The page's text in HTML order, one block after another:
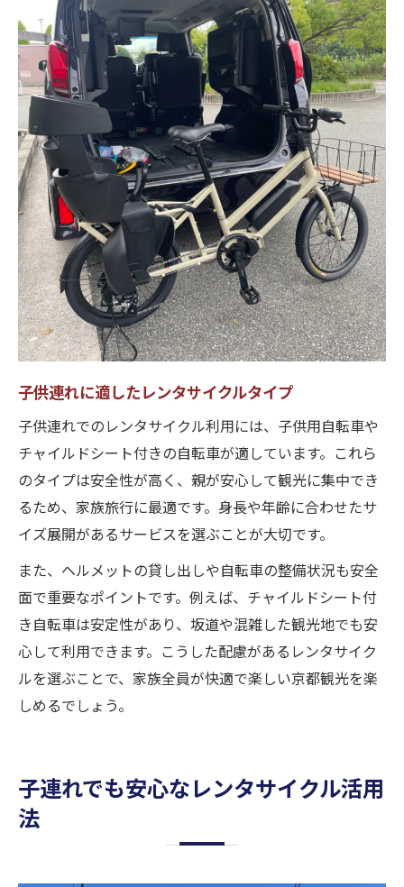
子供連れに適したレンタサイクルタイプ
子供連れでのレンタサイクル利用には、子供用自転車や
チャイルドシート付きの自転車が適しています。これら
のタイプは安全性が高く、親が安心して観光に集中でき
るため、家族旅行に最適です。身長や年齢に合わせたサ
イズ展開があるサービスを選ぶことが大切です。
また、ヘルメットの貸し出しや自転車の整備状況も安全
面で重要なポイントです。例えば、チャイルドシート付
き自転車は安定性があり、坂道や混雑した観光地でも安
心して利用できます。こうした配慮があるレンタサイク
ルを選ぶことで、家族全員が快適で楽しい京都観光を楽
しめるでしょう。
子連れでも安心なレンタサイクル活用
法